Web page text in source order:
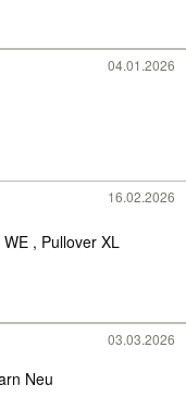
04.01.2026
16.02.2026
, Pullover XL
03.03.2026
Neu